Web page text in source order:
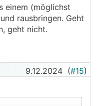
einem (möglichst
rausbringen. Geht
geht nicht.
9.12.2024 (#15)